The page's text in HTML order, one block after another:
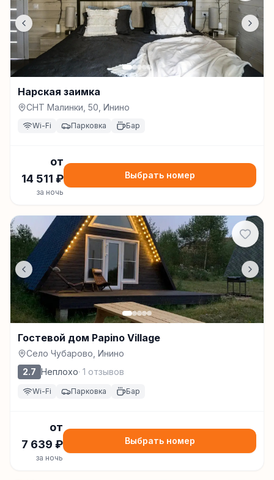
Нарская заимка
СНТ Малинки, 50, Инино
Wi-Fi Парковка Бар
от
14 511 ₽
за ночь
Выбрать номер
Гостевой дом Papino Village
Село Чубарово, Инино
2.7 Неплохо· 1 отзывов
Wi-Fi Парковка Бар
от
7 639 ₽
за ночь
Выбрать номер